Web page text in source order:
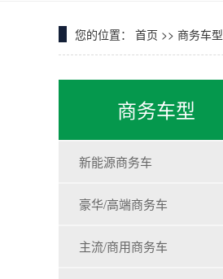
您的位置： 首页 >> 商务车型
商务车型
新能源商务车
豪华/高端商务车
主流/商用商务车